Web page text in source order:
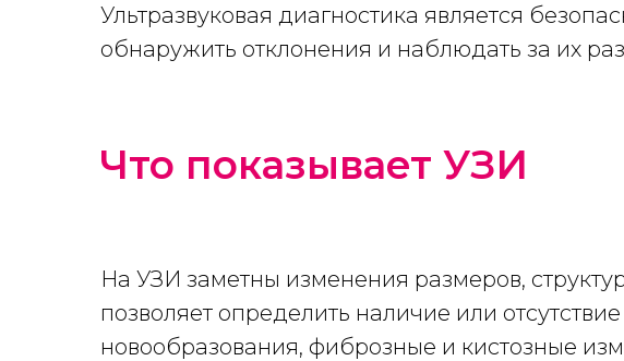
Ультразвуковая диагностика является
обнаружить отклонения и наблюдать за их
Что показывает УЗИ
На УЗИ заметны изменения размеров,
позволяет определить наличие или
новообразования, фиброзные и кистозные